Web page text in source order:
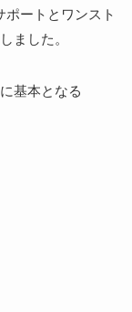
ートとワンスト
しました。
基本となる